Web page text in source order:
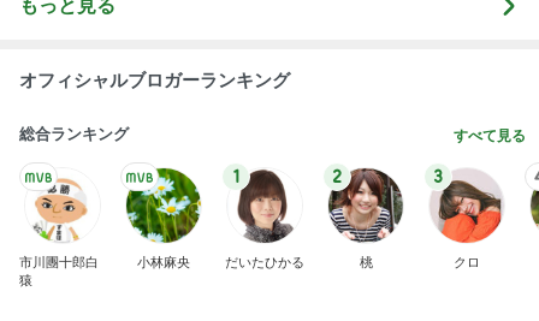
もっと見る
オフィシャルブロガーランキング
総合ランキング すべて見る
市川團十郎白
猿
小林麻央
1
だいたひかる
2
桃
3
クロ